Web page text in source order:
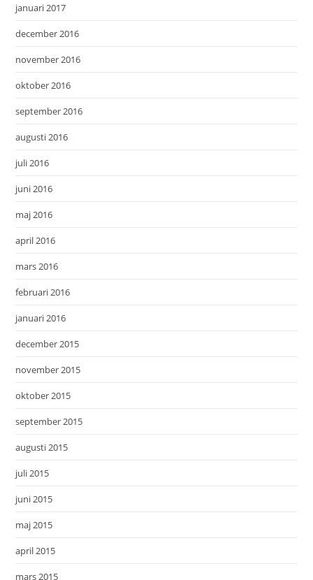
januari 2017
december 2016
november 2016
oktober 2016
september 2016
augusti 2016
juli 2016
juni 2016
maj 2016
april 2016
mars 2016
februari 2016
januari 2016
december 2015
november 2015
oktober 2015
september 2015
augusti 2015
juli 2015
juni 2015
maj 2015
april 2015
mars 2015